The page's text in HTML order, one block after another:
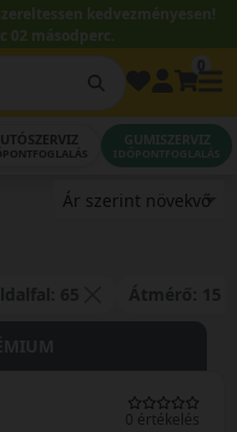
kedvezményesen!
00 másodperc.
GUMISZERVIZ
IDŐPONTFOGLALÁS
0 értékelés